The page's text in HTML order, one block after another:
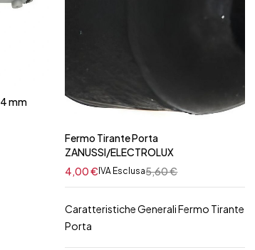
mm
Fermo Tirante Porta
ZANUSSI/ELECTROLUX
5,60€
4,00€IVA Esclusa
Caratteristiche Generali Fermo Tirante
Porta